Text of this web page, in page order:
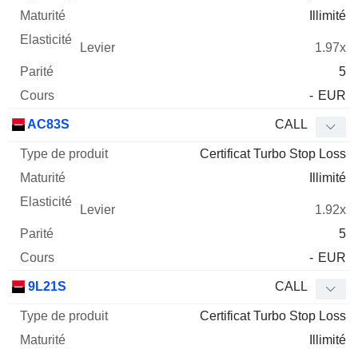
Illimité
1.97x
5
- EUR
AC83S CALL
Certificat Turbo Stop Loss
Illimité
1.92x
5
- EUR
9L21S CALL
Certificat Turbo Stop Loss
Illimité